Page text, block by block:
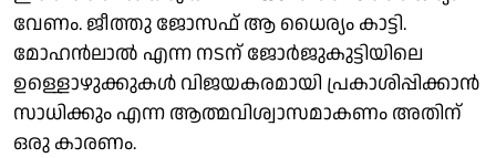
വേണം. ജീത്തു ജോസഫ് ആ ധൈര്യം കാട്ടി.
മോഹൻലാൽ എന്ന നടന് ജോർജുകുട്ടിയിലെ
ഉള്ളൊഴുക്കുകൾ വിജയകരമായി പ്രകാശിപ്പിക്കാൻ
സാധിക്കും എന്ന ആത്മവിശ്വാസമാകണം അതിന്
ഒരു കാരണം.